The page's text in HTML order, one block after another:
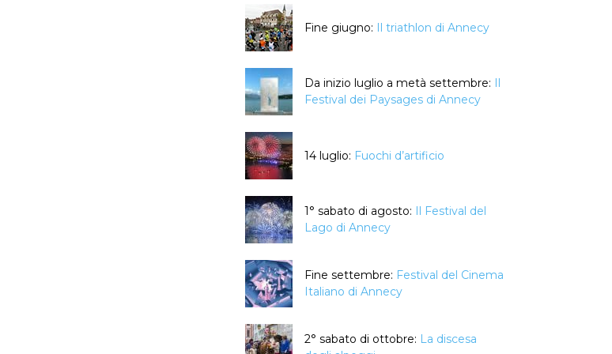
Fine giugno: Il triathlon di Annecy
Da inizio luglio a metà settembre: Il
Festival dei Paysages di Annecy
14 luglio: Fuochi d’artificio
1° sabato di agosto: Il Festival del
Lago di Annecy
Fine settembre: Festival del Cinema
Italiano di Annecy
2° sabato di ottobre: La discesa